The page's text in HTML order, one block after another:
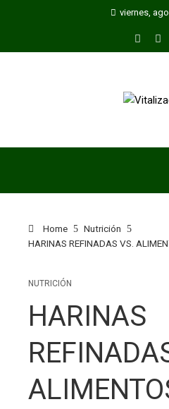
viernes,
Home
Nutrición
HARINAS REFINADAS VS.
NUTRICIÓN
HARINAS